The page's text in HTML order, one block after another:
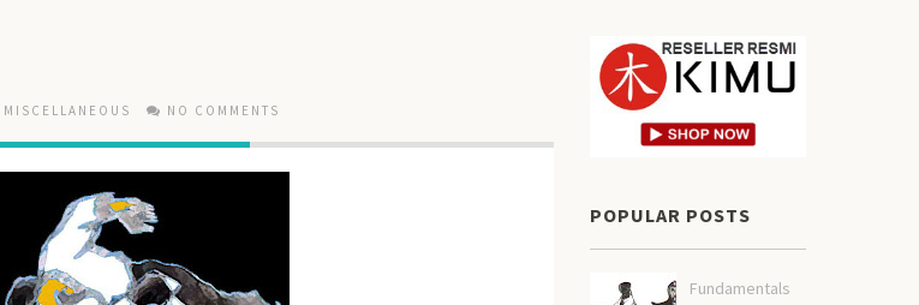
MISCELLANEOUS NO COMMENTS
POPULAR POSTS
Fundamentals